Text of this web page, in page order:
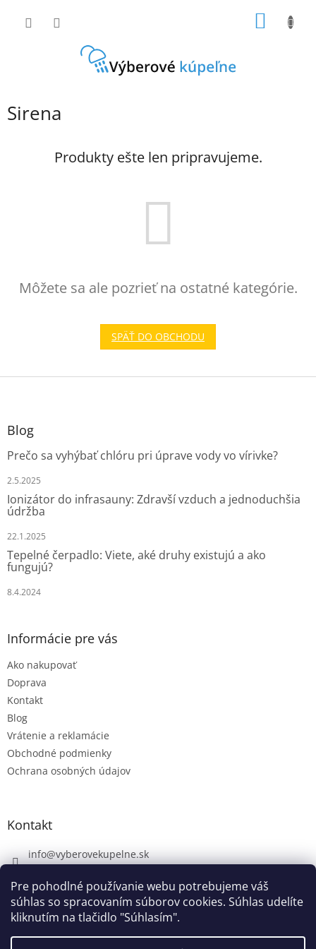
Pre pohodlné používanie webu potrebujeme váš
súhlas so spracovaním súborov cookies. Súhlas udelíte
kliknutím na tlačidlo "Súhlasím".
Sirena
Produkty ešte len pripravujeme.
Môžete sa ale pozrieť na ostatné kategórie.
SPÄŤ DO OBCHODU
Z
Blog
Prečo sa vyhýbať chlóru pri úprave vody vo vírivke?
2.5.2025
Ionizátor do infrasauny: Zdravší vzduch a jednoduchšia
údržba
22.1.2025
Tepelné čerpadlo: Viete, aké druhy existujú a ako
fungujú?
8.4.2024
Informácie pre vás
Ako nakupovať
Doprava
Kontakt
Blog
Vrátenie a reklamácie
Obchodné podmienky
Ochrana osobných údajov
Kontakt
info@vyberovekupelne.sk
https://www.facebook.com/vyberovekoupelny/